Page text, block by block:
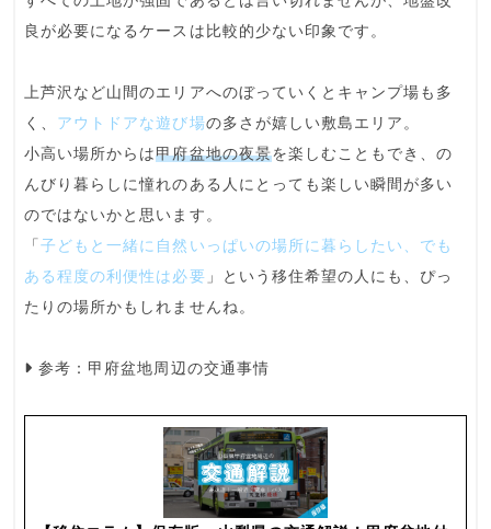
良が必要になるケースは比較的少ない印象です。
上芦沢など山間のエリアへのぼっていくとキャンプ場も多
く、 アウトドアな遊び場の多さが嬉しい敷島エリア。
小高い場所からは甲府盆地の夜景を楽しむこともでき、の
んびり暮らしに憧れのある人にとっても楽しい瞬間が多い
のではないかと思います。
「子どもと一緒に自然いっぱいの場所に暮らしたい、でも
ある程度の利便性は必要 」という 移住希望の人にも、ぴっ
たりの場所かもしれませんね。
参考：甲府盆地周辺の交通事情